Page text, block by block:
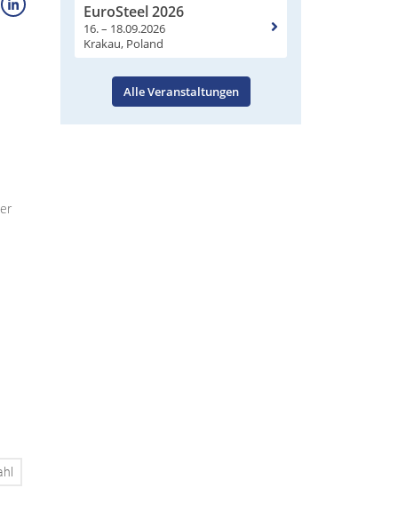
EuroSteel 2026
16. – 18.09.2026
Krakau, Poland
Alle Veranstaltungen